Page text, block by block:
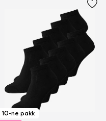
10-ne pakk